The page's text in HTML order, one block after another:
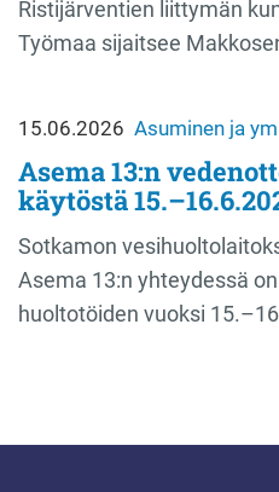
Ristijärventien liittymän
Työmaa sijaitsee
15.06.2026 Asuminen ja
Asema 13:n
käytöstä
Sotkamon
Asema 13:n yhteydessä
huoltotöiden vuoksi